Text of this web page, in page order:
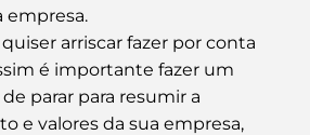
empresa.
arriscar fazer por conta
é importante fazer um
parar para resumir a
e valores da sua empresa,